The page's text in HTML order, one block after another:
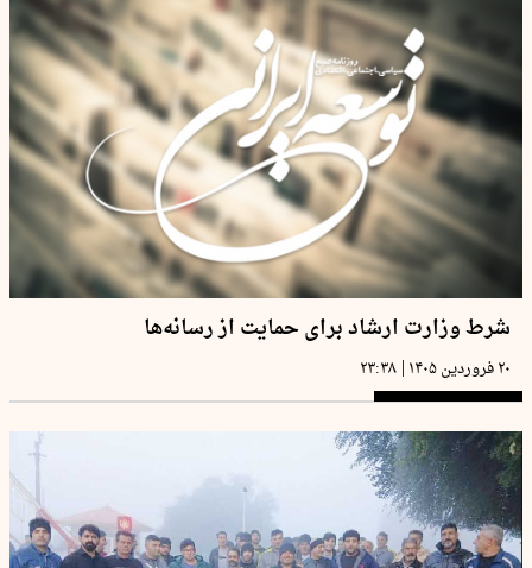
شرط وزارت ارشاد برای حمایت از رسانه‌ها
۲۰ فروردین ۱۴۰۵ | ۲۳:۳۸